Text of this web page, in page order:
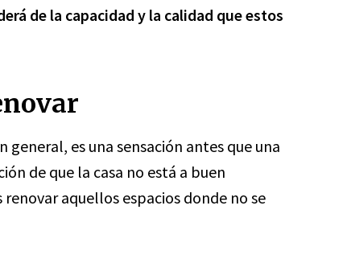
de la capacidad y la calidad queestos
general, es una sensación antes que una
de que la casa no está a buen
aquellos espacios donde no se